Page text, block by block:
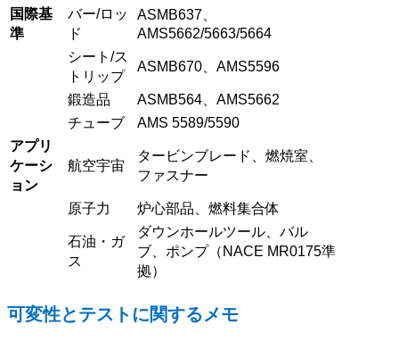
国際基
準
バー/ロッ
ド
ASMB637、
AMS5662/5663/5664
シート/ス
トリップ
ASMB670、AMS5596
鍛造品
ASMB564、AMS5662
チューブ
AMS 5589/5590
アプリ
ケーシ
ョン
航空宇宙
タービンブレード、燃焼室、
ファスナー
原子力 炉心部品、燃料集合体
石油・ガ
ス
ダウンホールツール、バル
ブ、ポンプ（NACE MR0175準
拠）
可変性とテストに関するメモ